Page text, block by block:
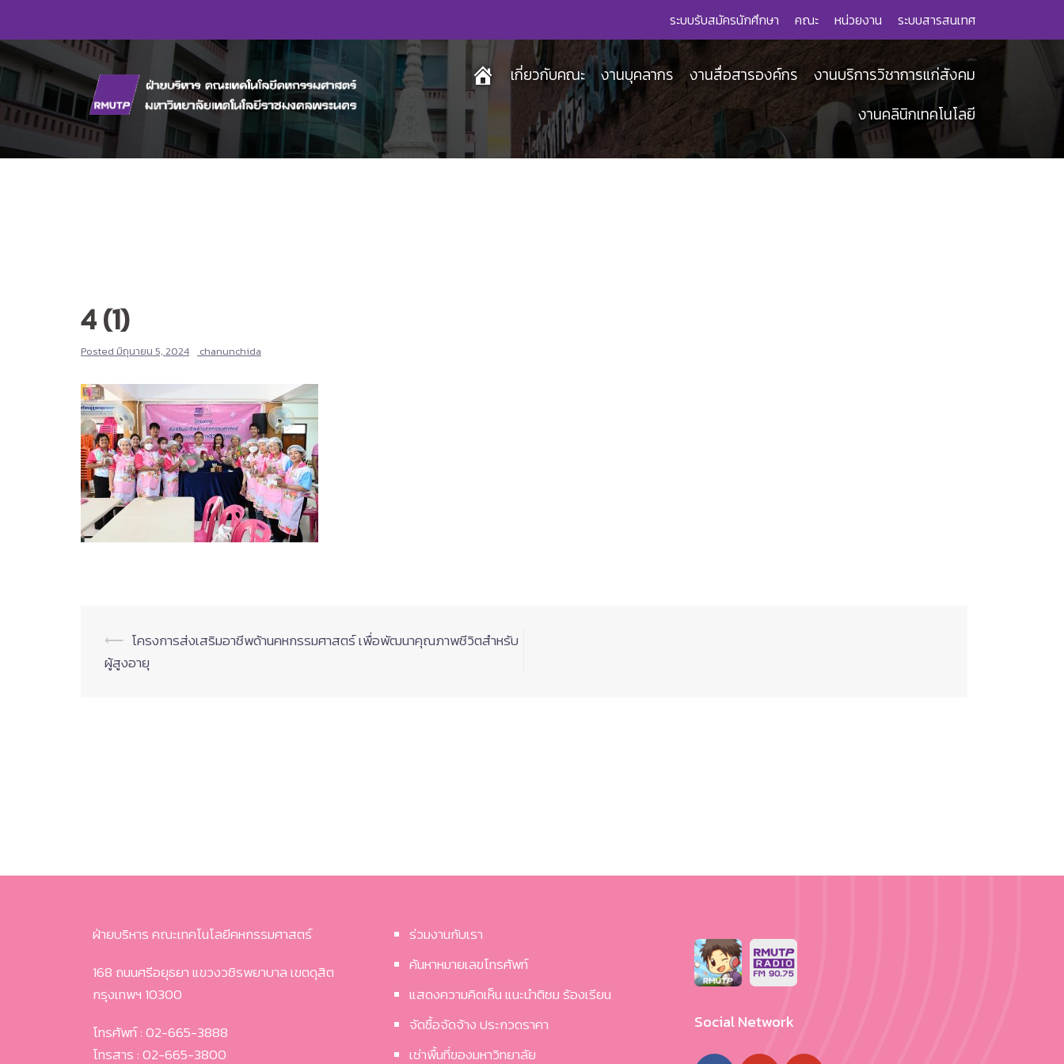
content
ระบบรับสมัครนักศึกษา คณะ หน่วยงาน ระบบสารสนเทศ
เกี่ยวกับคณะ งานบุคลากร งานสื่อสารองค์กร
งานบริการวิชาการแก่สังคม
งานคลินิกเทคโนโลยี
4 (1)
Posted มิถุนายน 5, 2024 chanunchida
Post
navigation
⟵ โครงการส่งเสริมอาชีพด้านคหกรรมศาสตร์ เพื่อพัฒนาคุณภาพชีวิตสำหรับ
ผู้สูงอายุ
ฝ่ายบริหาร คณะเทคโนโลยีคหกรรมศาสตร์
168 ถนนศรีอยุธยา แขวงวชิรพยาบาล เขตดุสิต
กรุงเทพฯ 10300
โทรศัพท์ : 02-665-3888
โทรสาร : 02-665-3800
ร่วมงานกับเรา
ค้นหาหมายเลขโทรศัพท์
แสดงความคิดเห็น แนะนำติชม ร้องเรียน
จัดซื้อจัดจ้าง ประกวดราคา
เช่าพื้นที่ของมหาวิทยาลัย
Social Network